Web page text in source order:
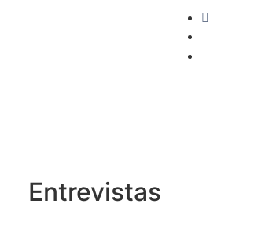
Entrevistas